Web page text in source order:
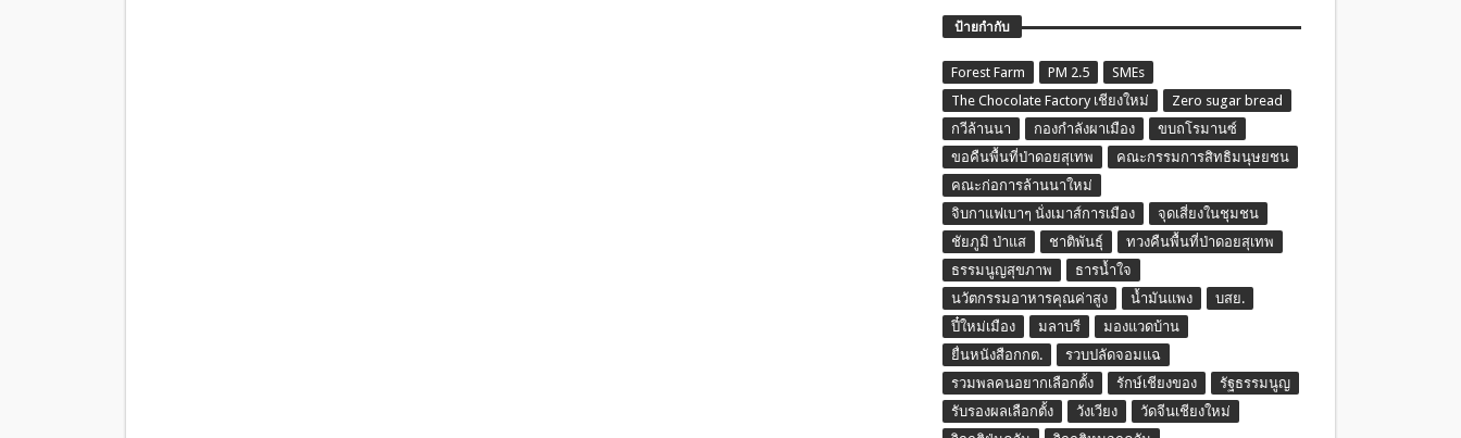
ป้ายกำกับ
Forest Farm PM 2.5
SMEs
The Chocolate Factory เชียงใหม่
Zero sugar bread
กวีล้านนา
กองกำลังผาเมือง
ขบถโรมานซ์
ขอคืนพื้นที่ป่าดอยสุเทพ
คณะกรรมการสิทธิมนุษยชน
คณะก่อการล้านนาใหม่
จิบกาแฟเบาๆ นั่งเมาส์การเมือง
จุดเสี่ยงในชุมชน
ชัยภูมิ ป่าแส
ชาติพันธุ์
ทวงคืนพื้นที่ป่าดอยสุเทพ
ธรรมนูญสุขภาพ
ธารน้ำใจ
นวัตกรรมอาหารคุณค่าสูง
น้ำมันแพง
บสย.
ปี๋ใหม่เมือง
มลาบรี
มองแวดบ้าน
ยื่นหนังสือกกต.
รวบปลัดจอมแฉ
รวมพลคนอยากเลือกตั้ง
รักษ์เชียงของ
รัฐธรรมนูญ
รับรองผลเลือกตั้ง
วังเวียง
วัดจีนเชียงใหม่